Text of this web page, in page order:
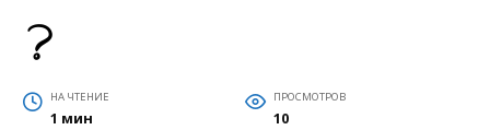
НА ЧТЕНИЕ
1 мин
ПРОСМОТРОВ
10